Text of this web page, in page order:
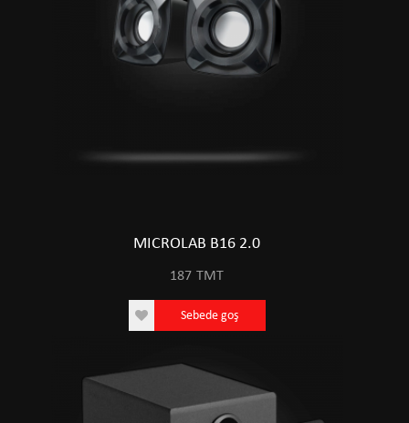
MICROLAB B16 2.0
187 TMT
Sebede goş